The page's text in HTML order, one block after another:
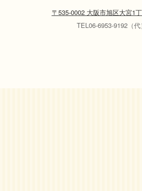
〒535-0002 大阪市旭区大宮1
TEL06-6953-9192（代